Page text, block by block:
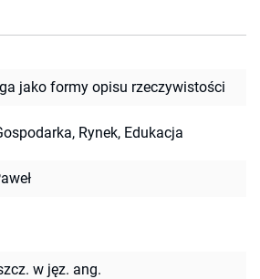
jako formy opisu rzeczywistości
Rynek, Edukacja
w jęz. ang.